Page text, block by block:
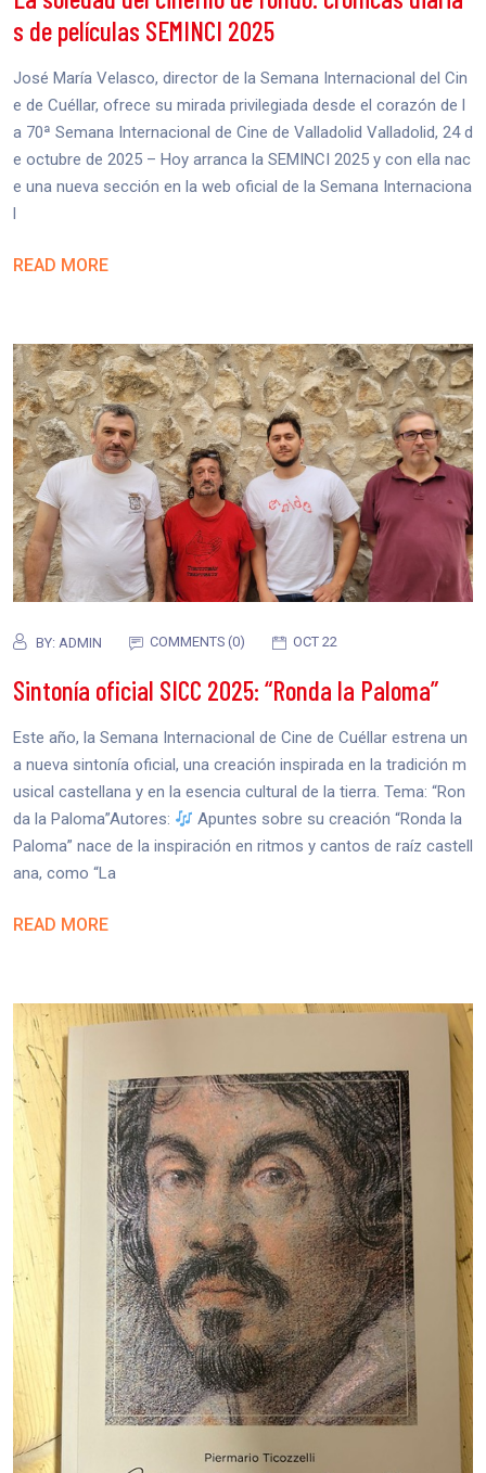
s de películas SEMINCI 2025
José María Velasco, director de la Semana Internacional del Cin
e de Cuéllar, ofrece su mirada privilegiada desde el corazón de l
a 70ª Semana Internacional de Cine de Valladolid Valladolid, 24 d
e octubre de 2025 – Hoy arranca la SEMINCI 2025 y con ella nac
e una nueva sección en la web oficial de la Semana Internaciona
l
READ MORE
BY: ADMIN COMMENTS (0) OCT 22
Sintonía oficial SICC 2025: “Ronda la Paloma”
Este año, la Semana Internacional de Cine de Cuéllar estrena un
a nueva sintonía oficial, una creación inspirada en la tradición m
usical castellana y en la esencia cultural de la tierra. Tema: “Ron
da la Paloma”Autores:
Apuntes sobre su creación “Ronda la
Paloma” nace de la inspiración en ritmos y cantos de raíz castell
ana, como “La
READ MORE